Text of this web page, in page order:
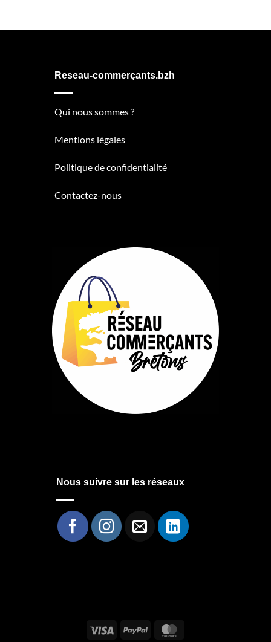
Reseau-commerçants.bzh
Qui nous sommes ?
Mentions légales
Politique de confidentialité
Contactez-nous
Nous suivre sur les réseaux
Visa PayPal